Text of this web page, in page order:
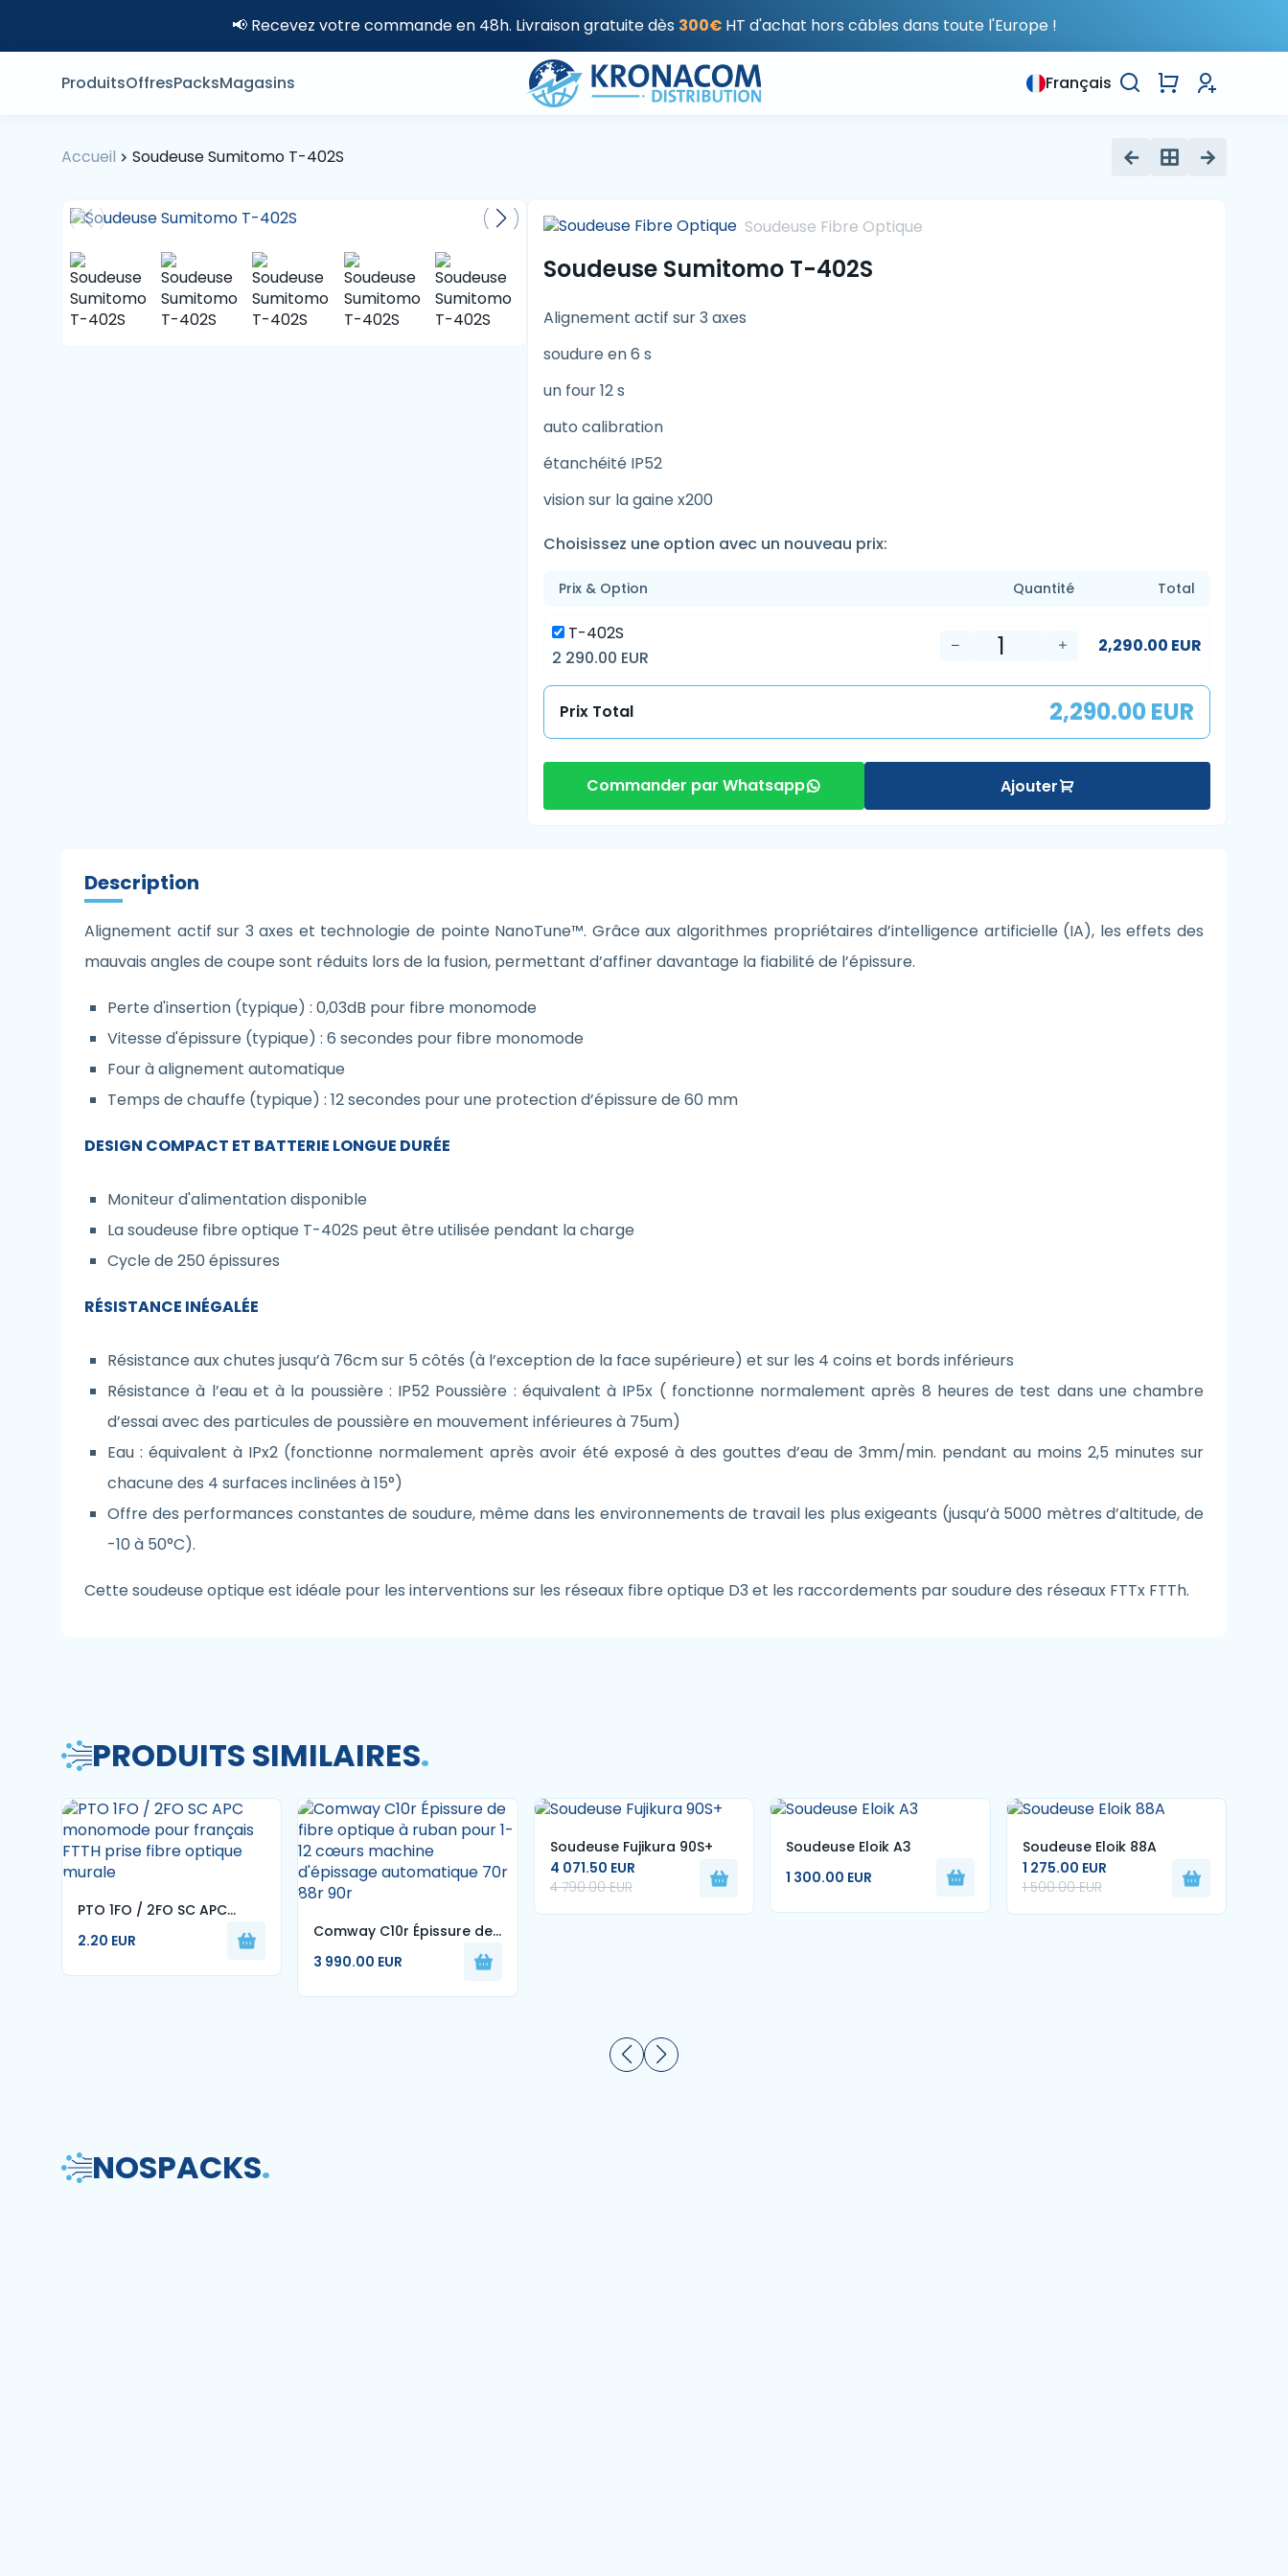
📢 Recevez votre commande en 48h. Livraison gratuite dès 300€ HT d'achat hors câbles dans toute l'Europe !
ProduitsOffresPacksMagasins Français
Accueil Soudeuse Sumitomo T-402S
Soudeuse Fibre Optique
Soudeuse Sumitomo T-402S
Alignement actif sur 3 axes
soudure en 6 s
un four 12 s
auto calibration
étanchéité IP52
vision sur la gaine x200
Choisissez une option avec un nouveau prix:
Prix & Option Quantité Total
T-402S
2 290.00 EUR
2,290.00 EUR
Prix Total 2,290.00 EUR
Commander par Whatsapp Ajouter
Description
Alignement actif sur 3 axes et technologie de pointe NanoTune™. Grâce aux algorithmes propriétaires d’intelligence artificielle (IA), les effets des
mauvais angles de coupe sont réduits lors de la fusion, permettant d’affiner davantage la fiabilité de l’épissure.
Perte d'insertion (typique) : 0,03dB pour fibre monomode
Vitesse d'épissure (typique) : 6 secondes pour fibre monomode
Four à alignement automatique
Temps de chauffe (typique) : 12 secondes pour une protection d’épissure de 60 mm
DESIGN COMPACT ET BATTERIE LONGUE DURÉE
Moniteur d'alimentation disponible
La soudeuse fibre optique T-402S peut être utilisée pendant la charge
Cycle de 250 épissures
RÉSISTANCE INÉGALÉE
Résistance aux chutes jusqu’à 76cm sur 5 côtés (à l’exception de la face supérieure) et sur les 4 coins et bords inférieurs
Résistance à l’eau et à la poussière : IP52 Poussière : équivalent à IP5x ( fonctionne normalement après 8 heures de test dans une chambre
d’essai avec des particules de poussière en mouvement inférieures à 75um)
Eau : équivalent à IPx2 (fonctionne normalement après avoir été exposé à des gouttes d’eau de 3mm/min. pendant au moins 2,5 minutes sur
chacune des 4 surfaces inclinées à 15°)
Offre des performances constantes de soudure, même dans les environnements de travail les plus exigeants (jusqu’à 5000 mètres d’altitude, de
-10 à 50°C).
Cette soudeuse optique est idéale pour les interventions sur les réseaux fibre optique D3 et les raccordements par soudure des réseaux FTTx FTTh.
PRODUITS SIMILAIRES.
PTO 1FO / 2FO SC APC
monomode pour français
murale
2.20 EUR
Comway C10r Épissure de
fibre optique à ruban pour
d'épissage automatique
3 990.00 EUR
Soudeuse Fujikura 90S+
4 071.50 EUR
4 790.00 EUR
Soudeuse Eloik A3
1 300.00 EUR
Soudeuse Eloik 88A
1 275.00 EUR
1 500.00 EUR
NOSPACKS.